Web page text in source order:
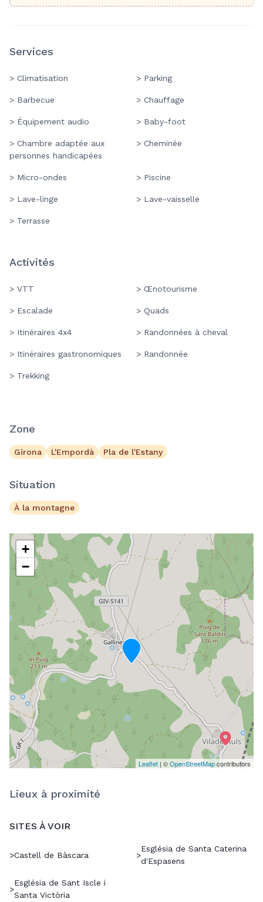
Services
> Climatisation > Parking
> Barbecue > Chauffage
> Équipement audio > Baby-foot
> Chambre adaptée aux
personnes handicapées
> Cheminée
> Micro-ondes > Piscine
> Lave-linge > Lave-vaisselle
> Terrasse
Activités
> VTT > Œnotourisme
> Escalade > Quads
> Itinéraires 4x4 > Randonnées à cheval
> Itinéraires gastronomiques > Randonnée
> Trekking
Zone
Girona L'Empordà Pla de l'Estany
Situation
À la montagne
+
−
Leaflet | ©OpenStreetMapcontributors
Lieux à proximité
SITES À VOIR
>Castell de Bàscara >
Església de Santa Caterina
d'Espasens
>
Església de Sant Iscle i
Santa Victòria